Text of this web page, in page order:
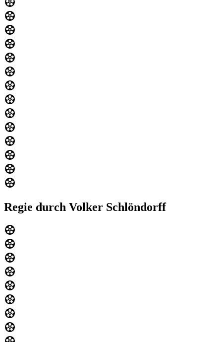
Regie durch Volker Schlöndorff